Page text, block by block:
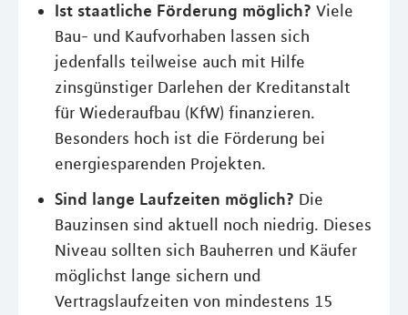
Ist staatliche Förderung möglich? Viele
Bau- und Kaufvorhaben lassen sich
jedenfalls teilweise auch mit Hilfe
zinsgünstiger Darlehen der Kreditanstalt
für Wiederaufbau (KfW) finanzieren.
Besonders hoch ist die Förderung bei
energiesparenden Projekten.
Sind lange Laufzeiten möglich? Die
Bauzinsen sind aktuell noch niedrig. Dieses
Niveau sollten sich Bauherren und Käufer
möglichst lange sichern und
Vertragslaufzeiten von mindestens 15